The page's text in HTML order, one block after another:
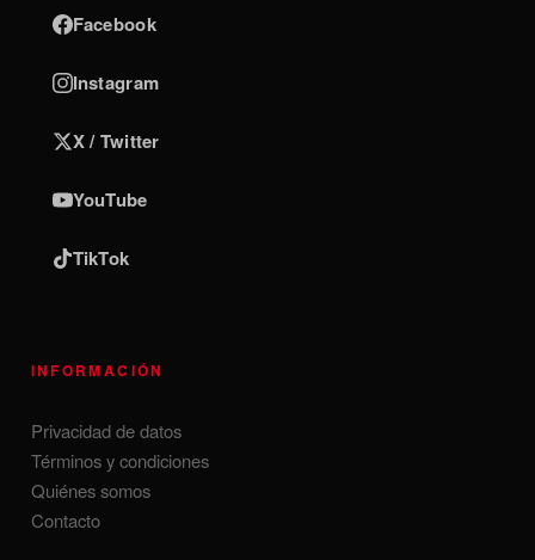
Facebook
Instagram
X / Twitter
YouTube
TikTok
INFORMACIÓN
Privacidad de datos
Términos y condiciones
Quiénes somos
Contacto